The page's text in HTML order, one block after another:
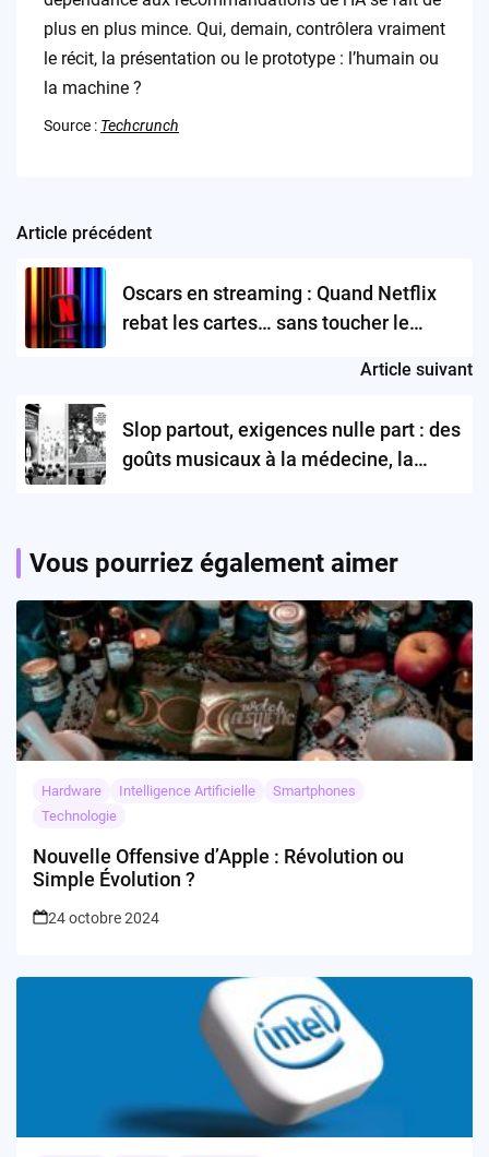
plus en plus mince. Qui, demain, contrôlera vraiment
le récit, la présentation ou le prototype : l’humain ou
la machine ?
Source : Techcrunch
Post
navigation
Article précédent
Oscars en streaming : Quand Netflix
rebat les cartes… sans toucher le
Article suivant
Slop partout, exigences nulle part : des
goûts musicaux à la médecine, la
Vous pourriez également aimer
Hardware Intelligence Artificielle
Smartphones
Technologie
Nouvelle Offensive d’Apple : Révolution ou
Simple Évolution ?
24 octobre 2024